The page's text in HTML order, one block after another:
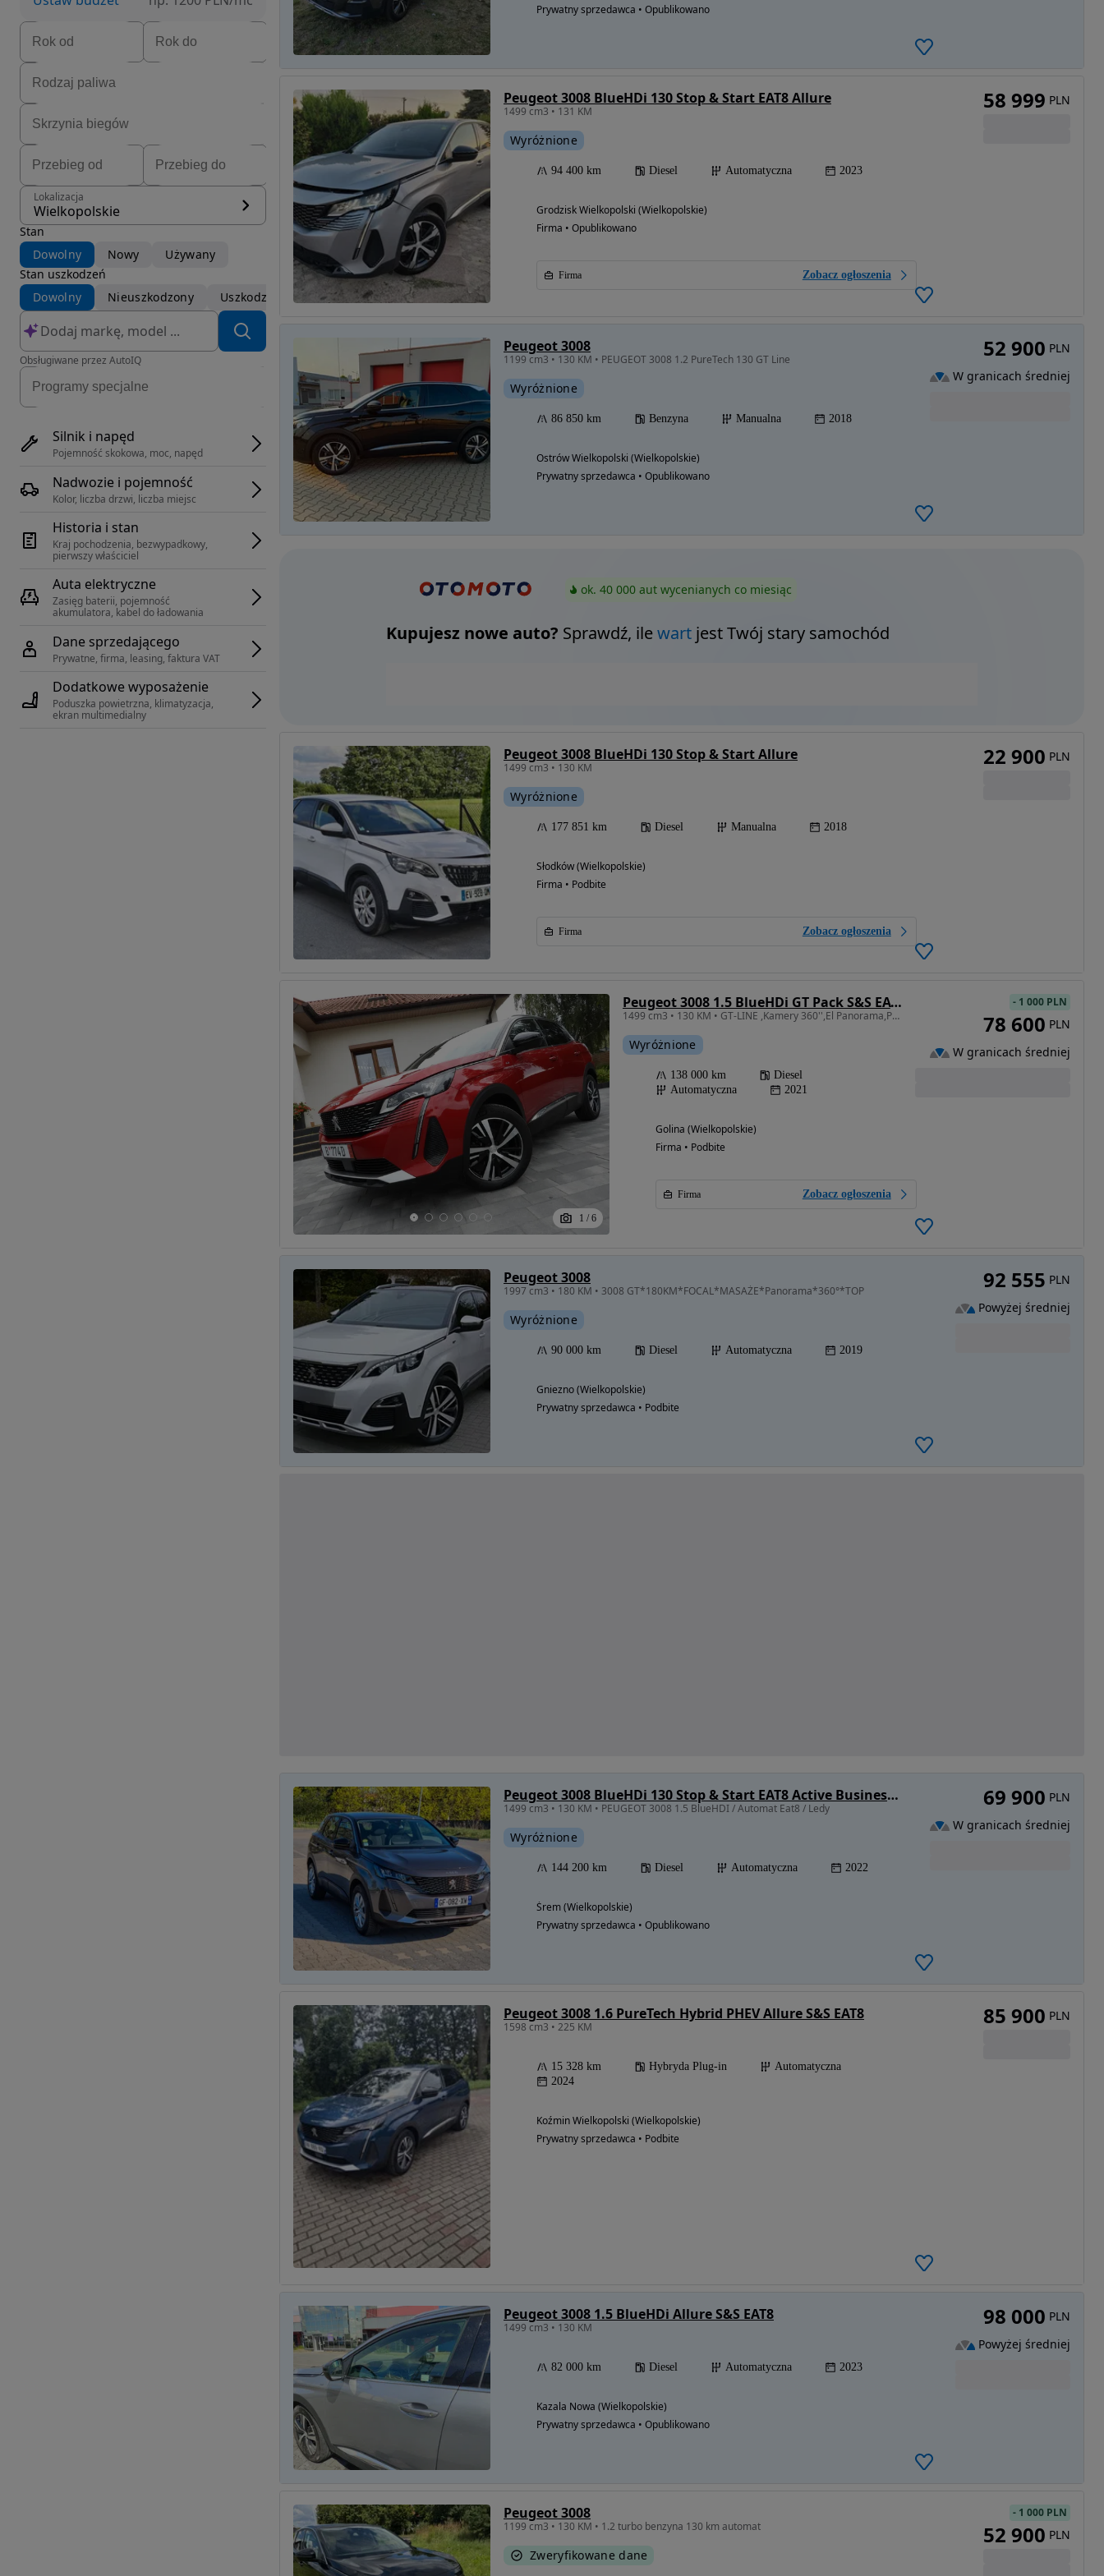
Lokalizacja
Wielkopolskie
Stan
Dowolny
Nowy
Używany
Stan uszkodzeń
Dowolny
Nieuszkodzony Uszkodzony
Obsługiwane przez AutoIQ
Silnik i napęd
Pojemność skokowa, moc, napęd
Nadwozie i pojemność
Kolor, liczba drzwi, liczba miejsc
Historia i stan
Kraj pochodzenia, bezwypadkowy,
pierwszy właściciel
Auta elektryczne
Zasięg baterii, pojemność
akumulatora, kabel do ładowania
Dane sprzedającego
Prywatne, firma, leasing, faktura VAT
Dodatkowe wyposażenie
Poduszka powietrzna, klimatyzacja,
ekran multimedialny
Prywatny sprzedawca • Opublikowano
Peugeot 3008 BlueHDi 130 Stop & Start EAT8 Allure
1499 cm3 • 131 KM
Wyróżnione
94 400 km Diesel Automatyczna 2023
Grodzisk Wielkopolski (Wielkopolskie)
Firma • Opublikowano
Firma Zobacz ogłoszenia
58 999 PLN
Peugeot 3008
1199 cm3 • 130 KM • PEUGEOT 3008 1.2 PureTech 130 GT Line
Wyróżnione
86 850 km Benzyna Manualna 2018
Ostrów Wielkopolski (Wielkopolskie)
Prywatny sprzedawca • Opublikowano
52 900 PLN
W granicach średniej
ok. 40 000 aut wycenianych co miesiąc
Kupujesz nowe auto? Sprawdź, ilewartjest Twój stary samochód
Peugeot 3008 BlueHDi 130 Stop & Start Allure
1499 cm3 • 130 KM
Wyróżnione
177 851 km Diesel Manualna 2018
Słodków (Wielkopolskie)
Firma • Podbite
Firma Zobacz ogłoszenia
22 900 PLN
1 / 6
Peugeot 3008 1.5 BlueHDi GT Pack S&S EAT8
1499 cm3 • 130 KM • GT-LINE ,Kamery 360'',El Panorama,Podgrz.Fotele ,Ambiente ,SUPER !!!
Wyróżnione
138 000 km
Diesel
Automatyczna
2021
Golina (Wielkopolskie)
Firma • Podbite
Firma Zobacz ogłoszenia
- 1 000 PLN
78 600 PLN
W granicach średniej
Peugeot 3008
1997 cm3 • 180 KM • 3008 GT*180KM*FOCAL*MASAŻE*Panorama*360°*TOP
Wyróżnione
90 000 km Diesel Automatyczna 2019
Gniezno (Wielkopolskie)
Prywatny sprzedawca • Podbite
92 555 PLN
Powyżej średniej
Peugeot 3008 BlueHDi 130 Stop & Start EAT8 Active Business-Paket
1499 cm3 • 130 KM • PEUGEOT 3008 1.5 BlueHDI / Automat Eat8 / Ledy
Wyróżnione
144 200 km Diesel Automatyczna 2022
Śrem (Wielkopolskie)
Prywatny sprzedawca • Opublikowano
69 900 PLN
W granicach średniej
Peugeot 3008 1.6 PureTech Hybrid PHEV Allure S&S EAT8
1598 cm3 • 225 KM
15 328 km Hybryda Plug-in
Automatyczna
2024
Koźmin Wielkopolski (Wielkopolskie)
Prywatny sprzedawca • Podbite
85 900 PLN
Peugeot 3008 1.5 BlueHDi Allure S&S EAT8
1499 cm3 • 130 KM
82 000 km Diesel Automatyczna 2023
Kazala Nowa (Wielkopolskie)
Prywatny sprzedawca • Opublikowano
98 000 PLN
Powyżej średniej
Peugeot 3008
1199 cm3 • 130 KM • 1.2 turbo benzyna 130 km automat
Zweryfikowane dane
- 1 000 PLN
52 900 PLN